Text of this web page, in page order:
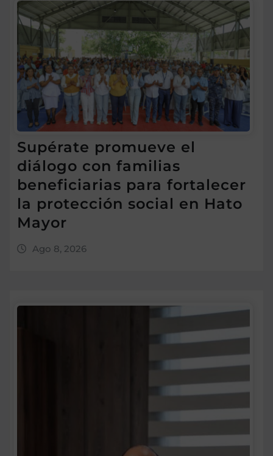
Supérate promueve el
diálogo con familias
beneficiarias para fortalecer
la protección social en Hato
Mayor
Ago 8, 2026